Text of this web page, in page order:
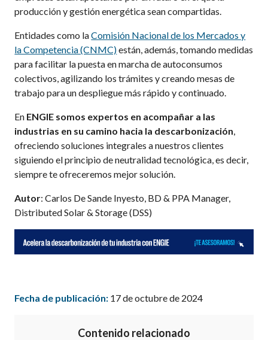
producción y gestión energética sean compartidas.
Entidades como laComisión Nacional de los Mercados y
la Competencia (CNMC)están, además, tomando medidas
para facilitar la puesta en marcha de autoconsumos
colectivos, agilizando los trámites y creando mesas de
trabajo para un despliegue más rápido y continuado.
En ENGIE somos expertos en acompañar a las
industrias en su camino hacia la descarbonización
ofreciendo soluciones integrales a nuestros clientes
siguiendo el principio de neutralidad tecnológica, es decir,
siempre te ofreceremos mejor solución.
Autor: Carlos De Sande Inyesto, BD & PPA Manager,
Distributed Solar & Storage (DSS)
Fecha de publicación: 17 de octubre de 2024
Contenido relacionado